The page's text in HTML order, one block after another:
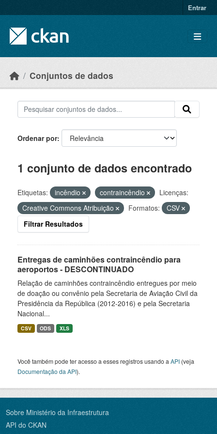
Entrar
Conjuntos de dados
Ordenar por
1 conjunto de dados encontrado
Etiquetas: incêndio contraincêndio
Licenças:
Creative Commons Atribuição
Formatos:
CSV
Filtrar Resultados
Entregas de caminhões contraincêndio para
aeroportos - DESCONTINUADO
Relação de caminhões contraincêndio entregues por meio
de doação ou convênio pela Secretaria de Aviação Civil da
Presidência da República (2012-2016) e pela Secretaria
Nacional...
CSV ODS XLS
Você também pode ter acesso a esses registros usando a API (veja
Documentação da API).
Sobre Ministério da Infraestrutura
API do CKAN